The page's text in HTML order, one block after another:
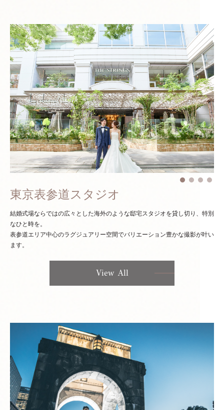
東京表参道スタジオ
結婚式場ならではの広々とした海外のような邸宅スタジオを貸し切り、特別
なひと時を。
表参道エリア中心のラグジュアリー空間でバリエーション豊かな撮影が叶い
ます。
View All